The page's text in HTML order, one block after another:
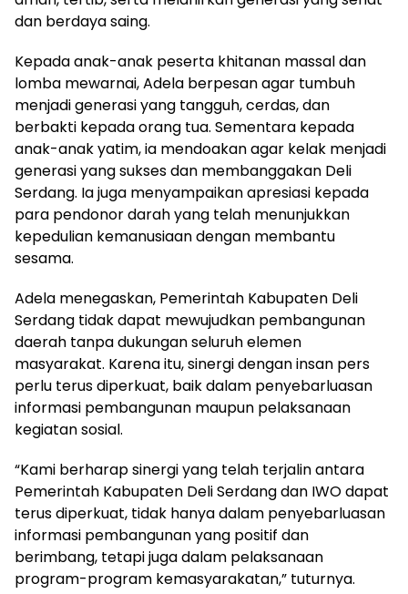
dan berdaya saing.
Kepada anak-anak peserta khitanan massal dan
lomba mewarnai, Adela berpesan agar tumbuh
menjadi generasi yang tangguh, cerdas, dan
berbakti kepada orang tua. Sementara kepada
anak-anak yatim, ia mendoakan agar kelak menjadi
generasi yang sukses dan membanggakan Deli
Serdang. Ia juga menyampaikan apresiasi kepada
para pendonor darah yang telah menunjukkan
kepedulian kemanusiaan dengan membantu
sesama.
Adela menegaskan, Pemerintah Kabupaten Deli
Serdang tidak dapat mewujudkan pembangunan
daerah tanpa dukungan seluruh elemen
masyarakat. Karena itu, sinergi dengan insan pers
perlu terus diperkuat, baik dalam penyebarluasan
informasi pembangunan maupun pelaksanaan
kegiatan sosial.
“Kami berharap sinergi yang telah terjalin antara
Pemerintah Kabupaten Deli Serdang dan IWO dapat
terus diperkuat, tidak hanya dalam penyebarluasan
informasi pembangunan yang positif dan
berimbang, tetapi juga dalam pelaksanaan
program-program kemasyarakatan,” tuturnya.